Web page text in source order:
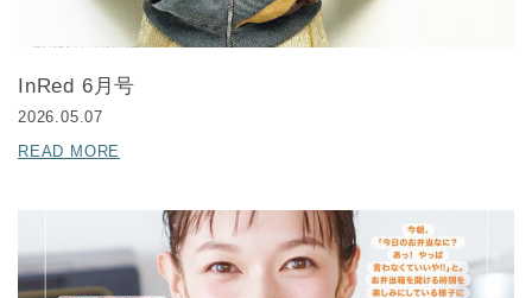
InRed 6月号
2026.05.07
READ MORE